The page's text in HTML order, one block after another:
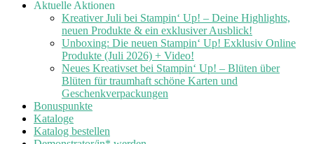
Aktuelle Aktionen
Kreativer Juli bei Stampin‘ Up! – Deine Highlights,
neuen Produkte & ein exklusiver Ausblick!
Unboxing: Die neuen Stampin‘ Up! Exklusiv Online
Produkte (Juli 2026) + Video!
Neues Kreativset bei Stampin‘ Up! – Blüten über
Blüten für traumhaft schöne Karten und
Geschenkverpackungen
Bonuspunkte
Kataloge
Katalog bestellen